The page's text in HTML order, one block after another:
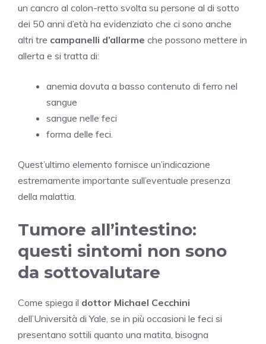
un cancro al colon-retto svolta su persone al di sotto
dei 50 anni d’età ha evidenziato che ci sono anche
altri tre campanelli d’allarme che possono mettere in
allerta e si tratta di:
anemia dovuta a basso contenuto di ferro nel
sangue
sangue nelle feci
forma delle feci.
Quest’ultimo elemento fornisce un’indicazione
estremamente importante sull’eventuale presenza
della malattia.
Tumore all’intestino:
questi sintomi non sono
da sottovalutare
Come spiega il dottor Michael Cecchini
dell’Università di Yale, se in più occasioni le feci si
presentano sottili quanto una matita, bisogna